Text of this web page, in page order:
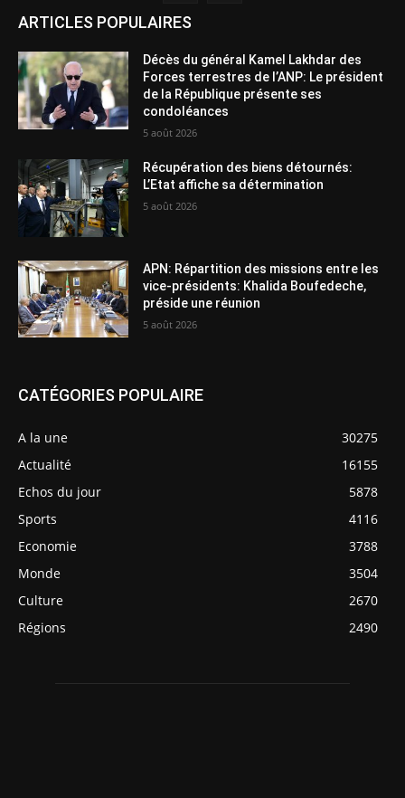
ARTICLES POPULAIRES
Décès du général Kamel Lakhdar des
Forces terrestres de l’ANP: Le président
de la République présente ses
condoléances
5 août 2026
Récupération des biens détournés:
L’Etat affiche sa détermination
5 août 2026
APN: Répartition des missions entre les
vice-présidents: Khalida Boufedeche,
préside une réunion
5 août 2026
CATÉGORIES POPULAIRE
A la une
30275
Actualité
16155
Echos du jour
5878
Sports
4116
Economie
3788
Monde
3504
Culture
2670
Régions
2490